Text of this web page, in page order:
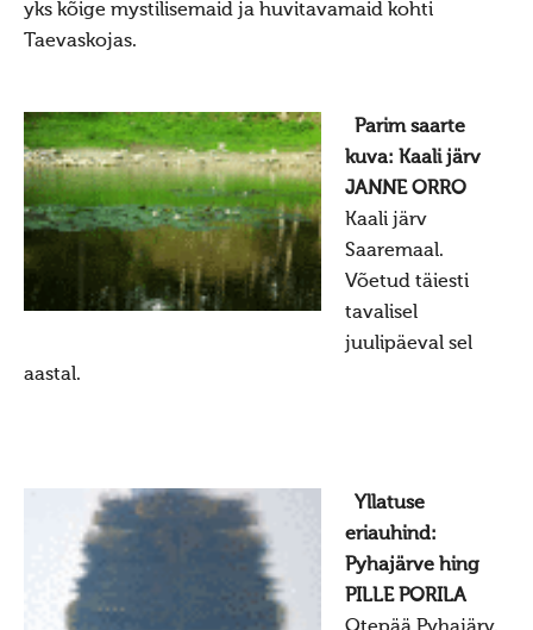
yks kõige mystilisemaid ja huvitavamaid kohti
Taevaskojas.
Parim saarte
kuva: Kaali järv
JANNE ORRO
Kaali järv
Saaremaal.
Võetud täiesti
tavalisel
juulipäeval sel
aastal.
Yllatuse
eriauhind:
Pyhajärve hing
PILLE PORILA